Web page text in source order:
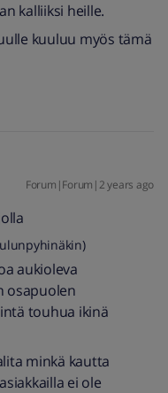
kalliiksi heille.
kuuluu myös tämä
Forum|Forum|2 years ago
aukioleva
osapuolen
touhua ikinä
minkä kautta
ei ole